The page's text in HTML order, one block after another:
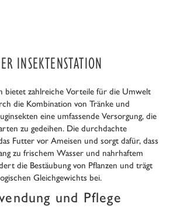
INSEKTENSTATION
bietet zahlreiche Vorteile für die Umwelt
die Kombination von Tränke und
eine umfassende Versorgung, die
zu gedeihen. Die durchdachte
Futter vor Ameisen und sorgt dafür, dass
zu frischem Wasser und nahrhaftem
die Bestäubung von Pflanzen und trägt
Gleichgewichts bei.
und Pflege